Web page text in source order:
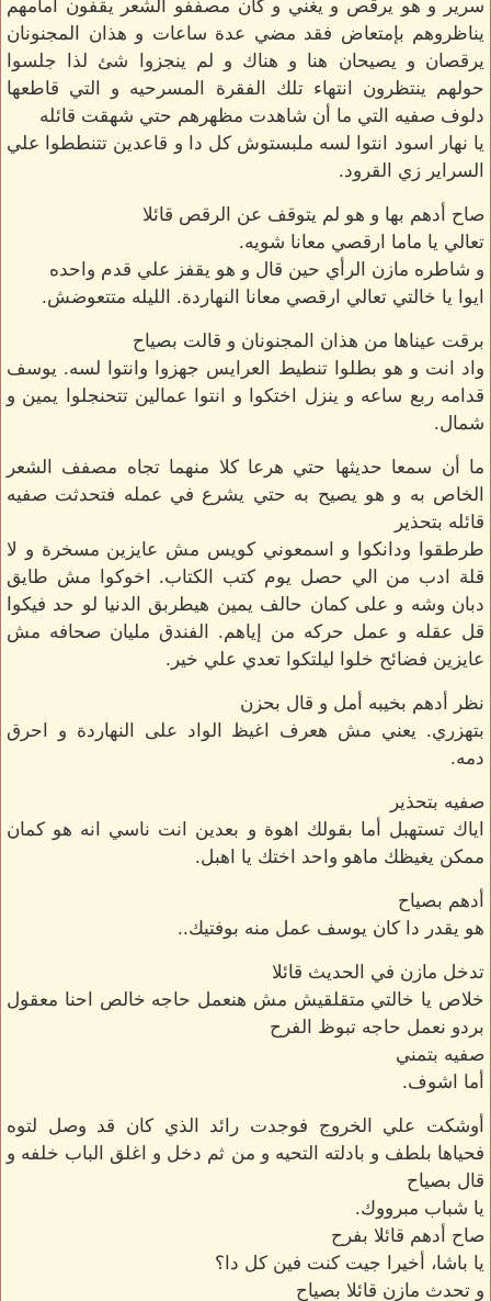
سرير و هو يرقص و يغني و كان مصففو الشعر يقفون أمامهم
يناظروهم بإمتعاض فقد مضي عدة ساعات و هذان المجنونان
يرقصان و يصيحان هنا و هناك و لم ينجزوا شئ لذا جلسوا
حولهم ينتظرون انتهاء تلك الفقرة المسرحيه و التي قاطعها
دلوف صفيه التي ما أن شاهدت مظهرهم حتي شهقت قائله
يا نهار اسود انتوا لسه ملبستوش كل دا و قاعدين تتنططوا علي
السراير زي القرود.
صاح أدهم بها و هو لم يتوقف عن الرقص قائلا
تعالي يا ماما ارقصي معانا شويه.
و شاطره مازن الرأي حين قال و هو يقفز علي قدم واحده
ايوا يا خالتي تعالي ارقصي معانا النهاردة. الليله متتعوضش.
برقت عيناها من هذان المجنونان و قالت بصياح
واد انت و هو بطلوا تنطيط العرايس جهزوا وانتوا لسه. يوسف
قدامه ربع ساعه و ينزل اختكوا و انتوا عمالين تتحنجلوا يمين و
شمال.
ما أن سمعا حديثها حتي هرعا كلا منهما تجاه مصفف الشعر
الخاص به و هو يصيح به حتي يشرع في عمله فتحدثت صفيه
قائله بتحذير
طرطقوا ودانكوا و اسمعوني كويس مش عايزين مسخرة و لا
قلة ادب من الي حصل يوم كتب الكتاب. اخوكوا مش طايق
دبان وشه و على كمان حالف يمين هيطربق الدنيا لو حد فيكوا
قل عقله و عمل حركه من إياهم. الفندق مليان صحافه مش
عايزين فضائح خلوا ليلتكوا تعدي علي خير.
نظر أدهم بخيبه أمل و قال بحزن
بتهزري. يعني مش هعرف اغيظ الواد على النهاردة و احرق
دمه.
صفيه بتحذير
اياك تستهبل أما بقولك اهوة و بعدين انت ناسي انه هو كمان
ممكن يغيظك ماهو واحد اختك يا اهبل.
أدهم بصياح
هو يقدر دا كان يوسف عمل منه بوفتيك..
تدخل مازن في الحديث قائلا
خلاص يا خالتي متقلقيش مش هنعمل حاجه خالص احنا معقول
بردو نعمل حاجه تبوظ الفرح
صفيه بتمني
أما اشوف.
أوشكت علي الخروج فوجدت رائد الذي كان قد وصل لتوه
فحياها بلطف و بادلته التحيه و من ثم دخل و اغلق الباب خلفه و
قال بصياح
يا شباب مبرووك.
صاح أدهم قائلا بفرح
يا باشا، أخيرا جيت كنت فين كل دا؟
و تحدث مازن قائلا بصياح